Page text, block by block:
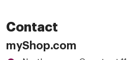
Contact
myShop.com